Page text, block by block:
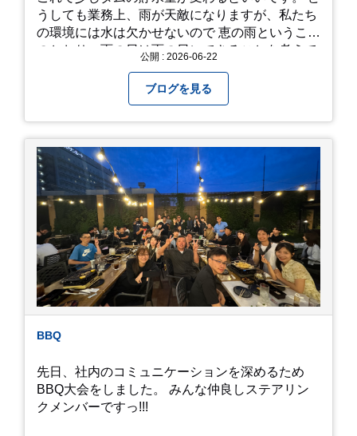
うしても業務上、雨が天敵になりますが、私たち
の環境には水は欠かせないので 恵の雨というこば
のとおり、雨の日は雨の日にできることを考えて
になってしまいましたが、お家には代々10年以上
続く ヒメダカがいますが、そのメダカの池にはト
ンボが卵を産んで、ヤゴがいたり、変な虫が いた
りします。ヤゴはメダカを食べてしまうのでほん
とは別にしたいのですが、トンボに かえるところ
が見たくて飼ってみました。 が、途中までかえり
そうでしたが、だめなようでした。 秋にはたくさ
んのトンボが飛んでいますが、自然の中で成虫に
かえるというのは厳しいんだなと 実感しました。
私たち、生かされている以上、一所懸命何かをし
ないともったいないなと メダカのお池のトンボか
ら教えていただきました。
公開 : 2026-06-22
ブログを見る
BBQ
先日、社内のコミュニケーションを深めるため
BBQ大会をしました。 みんな仲良しステアリン
クメンバーですっ!!!